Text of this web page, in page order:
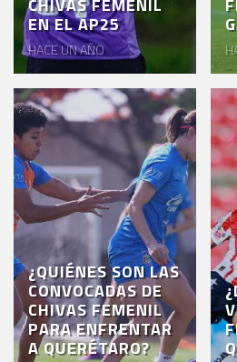
EN EL AP25
HACE UN AÑO
¿QUIÉNES SON LAS
CONVOCADAS DE
CHIVAS FEMENIL
PARA ENFRENTAR
A QUERÉTARO?